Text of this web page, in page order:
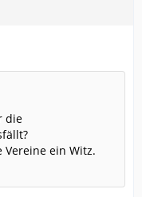
die
ein Witz.